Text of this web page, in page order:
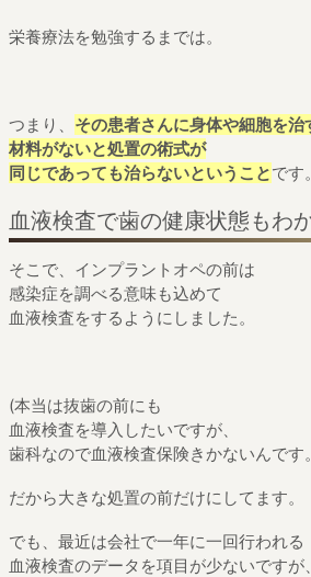
栄養療法を勉強するまでは。
つまり、 その患者さんに身体や細胞を治
材料がないと処置の術式が
同じであっても治らないということです。
血液検査で歯の健康状態もわ
そこで、インプラントオペの前は
感染症を調べる意味も込めて
血液検査をするようにしました。
(本当は抜歯の前にも
血液検査を導入したいですが、
歯科なので血液検査保険きかないんです。
だから大きな処置の前だけにしてます。
でも、最近は会社で一年に一回行われる
血液検査のデータを項目が少ないですが、